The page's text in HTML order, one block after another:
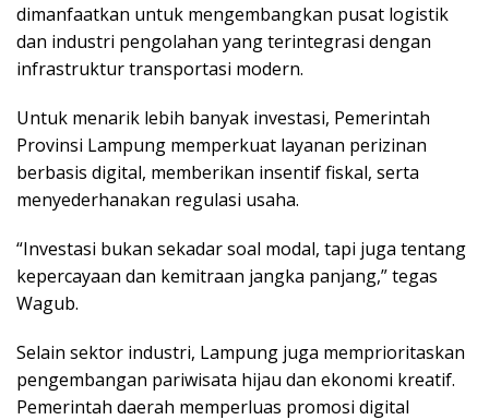
dimanfaatkan untuk mengembangkan pusat logistik
dan industri pengolahan yang terintegrasi dengan
infrastruktur transportasi modern.
Untuk menarik lebih banyak investasi, Pemerintah
Provinsi Lampung memperkuat layanan perizinan
berbasis digital, memberikan insentif fiskal, serta
menyederhanakan regulasi usaha.
“Investasi bukan sekadar soal modal, tapi juga tentang
kepercayaan dan kemitraan jangka panjang,” tegas
Wagub.
Selain sektor industri, Lampung juga memprioritaskan
pengembangan pariwisata hijau dan ekonomi kreatif.
Pemerintah daerah memperluas promosi digital